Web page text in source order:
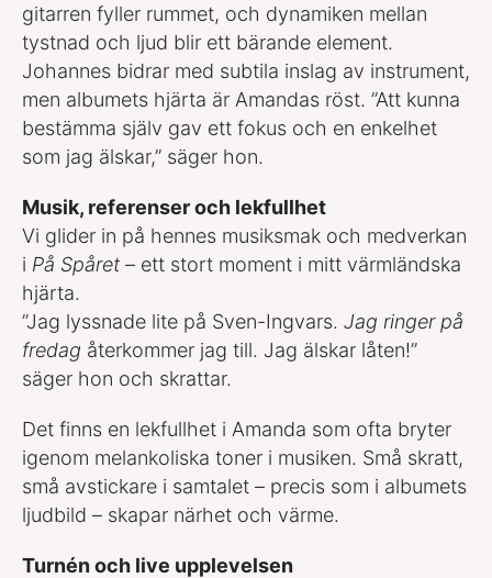
gitarren fyller rummet, och dynamiken mellan
tystnad och ljud blir ett bärande element.
Johannes bidrar med subtila inslag av instrument,
men albumets hjärta är Amandas röst. ”Att kunna
bestämma själv gav ett fokus och en enkelhet
som jag älskar,” säger hon.
Musik, referenser och lekfullhet
Vi glider in på hennes musiksmak och medverkan
i På Spåret – ett stort moment i mitt värmländska
hjärta.
”Jag lyssnade lite på Sven-Ingvars. Jag ringer på
fredag återkommer jag till. Jag älskar låten!”
säger hon och skrattar.
Det finns en lekfullhet i Amanda som ofta bryter
igenom melankoliska toner i musiken. Små skratt,
små avstickare i samtalet – precis som i albumets
ljudbild – skapar närhet och värme.
Turnén och live upplevelsen